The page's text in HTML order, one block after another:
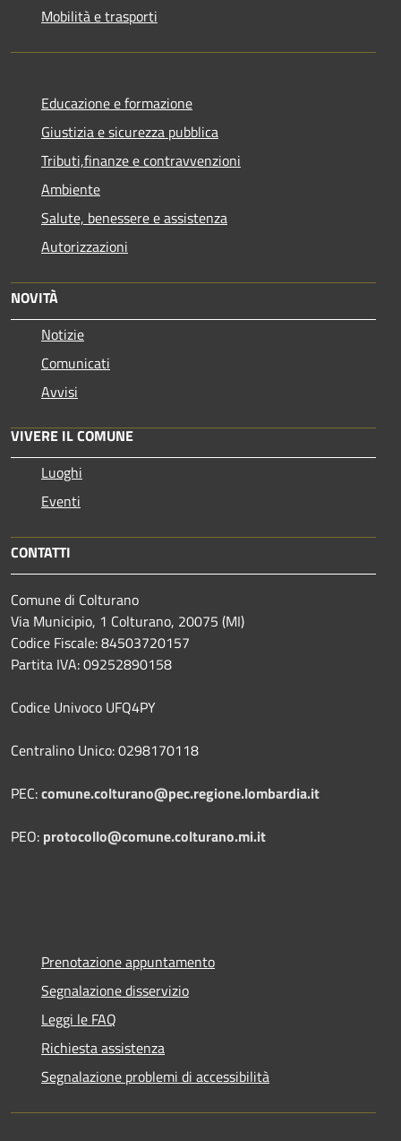
Mobilità e trasporti
Educazione e formazione
Giustizia e sicurezza pubblica
Tributi,finanze e contravvenzioni
Ambiente
Salute, benessere e assistenza
Autorizzazioni
NOVITÀ
Notizie
Comunicati
Avvisi
VIVERE IL COMUNE
Luoghi
Eventi
CONTATTI
Comune di Colturano
Via Municipio, 1 Colturano, 20075 (MI)
Codice Fiscale: 84503720157
Partita IVA: 09252890158
Codice Univoco UFQ4PY
Centralino Unico: 0298170118
PEC:comune.colturano@pec.regione.lombardia.it
PEO: protocollo@comune.colturano.mi.it
Prenotazione appuntamento
Segnalazione disservizio
Leggi le FAQ
Richiesta assistenza
Segnalazione problemi di accessibilità